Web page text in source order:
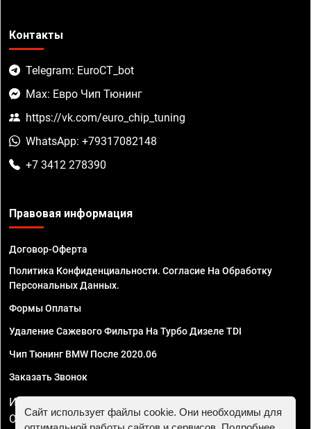
Контакты
Telegram: EuroCT_bot
Max: Евро Чип Тюнинг
https://vk.com/euro_chip_tuning
WhatsApp: +79317082148
+7 3412 278390
Правовая информация
Договор-Оферта
Политика Конфиденциальности. Согласие На Обработку
Персональных Данных.
Формы Оплаты
Удаление Сажевого Фильтра На Турбо Дизеле TDI
Чип Тюнинг BMW После 2020.06
Заказать Звонок
ИП Смирнов Георгий Павлович. ИНН 781302555843,
ОГРНИП 324470400032610
Сайт использует файлы cookie. Они необходимы для